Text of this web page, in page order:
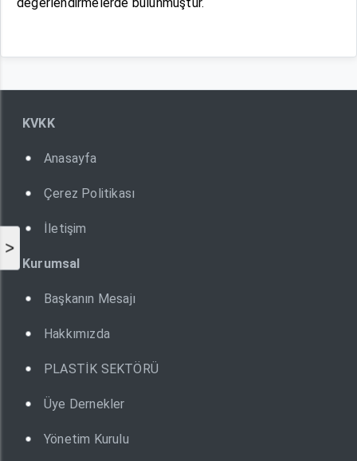
>
KVKK
Anasayfa
Çerez Politikası
İletişim
Kurumsal
Başkanın Mesajı
Hakkımızda
PLASTİK SEKTÖRÜ
Üye Dernekler
Yönetim Kurulu